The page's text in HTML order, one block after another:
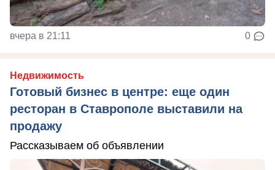
вчера в 21:11 0
Недвижимость
Готовый бизнес в центре: еще один
ресторан в Ставрополе выставили на
продажу
Рассказываем об объявлении